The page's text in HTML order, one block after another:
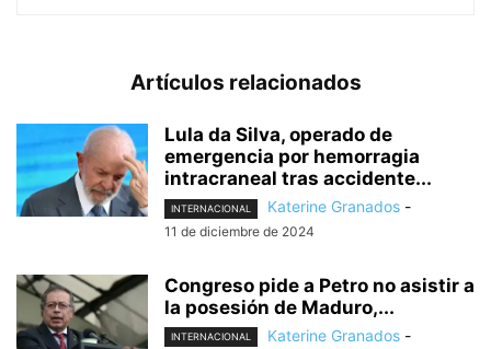
Artículos relacionados
Lula da Silva, operado de
emergencia por hemorragia
intracraneal tras accidente...
INTERNACIONAL Katerine Granados -
11 de diciembre de 2024
Congreso pide a Petro no asistir a
la posesión de Maduro,...
INTERNACIONAL Katerine Granados -